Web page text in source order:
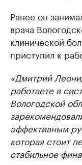
Ранее он
врача
клинической
приступил к
«Дмитрий
работаете в
Вологодской
эффективным
которая стоит
стабильное